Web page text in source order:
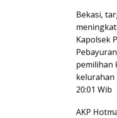
Bekasi,
Kapolsek
pemilihan
kelurahan
20:01 Wib
AKP